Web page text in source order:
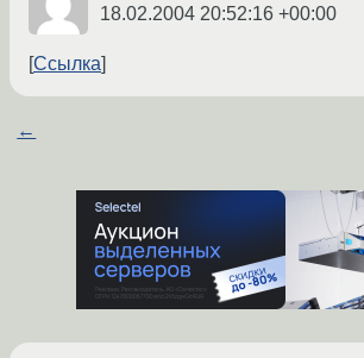
18.02.2004 20:52:16 +00:00
Ссылка
←